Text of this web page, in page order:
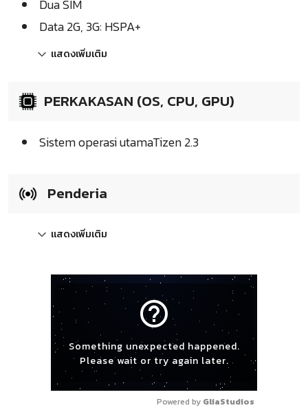
Dua SIM
Data 2G, 3G: HSPA+
แสดงเพิ่มเติม
PERKAKASAN (OS, CPU, GPU)
Sistem operasi utamaTizen 2.3
Penderia
แสดงเพิ่มเติม
help_outline
Something unexpected happened.
Please wait or try again later.
Powered by GliaStudios